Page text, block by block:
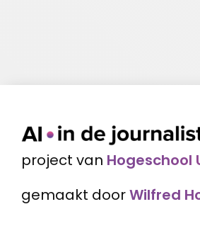
project van Hogeschool
gemaakt doorWilfred